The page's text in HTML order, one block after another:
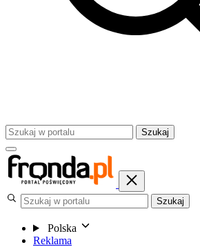
Szukaj
Szukaj
Polska
Reklama